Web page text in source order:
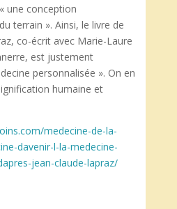
une conception
terrain ». Ainsi, le livre de
co-écrit avec Marie-Laure
est justement
personnalisée ». On en
humaine et
medecine-de-la-
davenir-l-la-medecine-
jean-claude-lapraz/